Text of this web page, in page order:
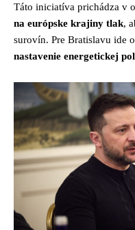
Táto iniciatíva prichádza v
na európske krajiny tlak,
surovín. Pre Bratislavu ide o
nastavenie energetickej